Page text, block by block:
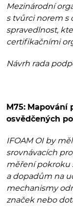
Mezinárodní
s tvůrci norem s
spravedlnost,
certifikačními
Návrh rada
M75: Mapování
osvědčených
IFOAM OI by
srovnávacích
měření pokroku
a dopadům na
mechanismy
značek nebo